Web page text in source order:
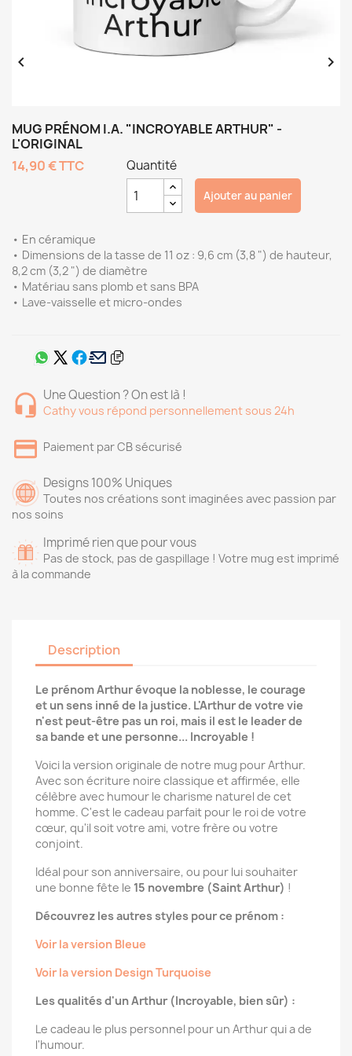
 
MUG PRÉNOM I.A. "INCROYABLE ARTHUR" -
L'ORIGINAL
14,90 €TTC
• En céramique
• Dimensions de la tasse de 11 oz : 9,6 cm (3,8 ") de hauteur,
8,2 cm (3,2 ") de diamètre
• Matériau sans plomb et sans BPA
• Lave-vaisselle et micro-ondes
Quantité
Ajouter au panier
Une Question ? On est là !
Cathy vous répond personnellement sous 24h
Paiement par CB sécurisé
Designs 100% Uniques
Toutes nos créations sont imaginées avec passion par
nos soins
Imprimé rien que pour vous
Pas de stock, pas de gaspillage ! Votre mug est imprimé
à la commande
Description
Le prénom Arthur évoque la noblesse, le courage
et un sens inné de la justice. L'Arthur de votre vie
n'est peut-être pas un roi, mais il est le leader de
sa bande et une personne... Incroyable !
Voici la version originale de notre mug pour Arthur.
Avec son écriture noire classique et affirmée, elle
célèbre avec humour le charisme naturel de cet
homme. C'est le cadeau parfait pour le roi de votre
cœur, qu'il soit votre ami, votre frère ou votre
conjoint.
Idéal pour son anniversaire, ou pour lui souhaiter
une bonne fête le 15 novembre (Saint Arthur) !
Découvrez les autres styles pour ce prénom :
Voir la version Bleue
Voir la version Design Turquoise
Les qualités d'un Arthur (Incroyable, bien sûr) :
Le cadeau le plus personnel pour un Arthur qui a de
l'humour.